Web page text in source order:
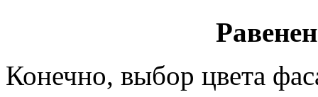
Конечно, выбор цвета